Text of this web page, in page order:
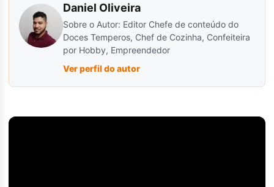
Daniel Oliveira
Sobre o Autor: Editor Chefe de conteúdo do
Doces Temperos, Chef de Cozinha, Confeiteira
por Hobby, Empreendedor
Ver perfil do autor